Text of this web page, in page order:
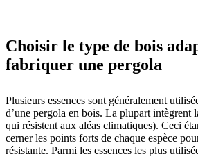
Choisir le type de bois
fabriquer une pergola
Plusieurs essences sont généralement
d’une pergola en bois. La plupart intègrent
qui résistent aux aléas climatiques). Ceci
cerner les points forts de chaque espèce
résistante. Parmi les essences les plus